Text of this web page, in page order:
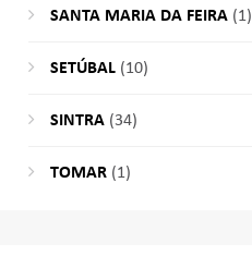
SANTA MARIA DA FEIRA(1)
SETÚBAL(10)
SINTRA(34)
TOMAR(1)